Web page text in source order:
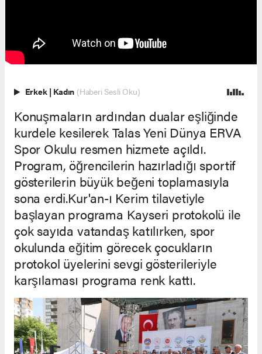
Erkek | Kadın (Haberi Sesli Oku)
Konuşmaların ardından dualar eşliğinde
kurdele kesilerek Talas Yeni Dünya ERVA
Spor Okulu resmen hizmete açıldı.
Program, öğrencilerin hazırladığı sportif
gösterilerin büyük beğeni toplamasıyla
sona erdi.Kur'an-ı Kerim tilavetiyle
başlayan programa Kayseri protokolü ile
çok sayıda vatandaş katılırken, spor
okulunda eğitim görecek çocukların
protokol üyelerini sevgi gösterileriyle
karşılaması programa renk kattı.